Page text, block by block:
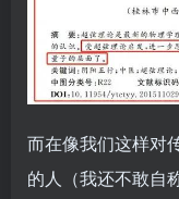
而在像我们这样对
的人（我还不敢自